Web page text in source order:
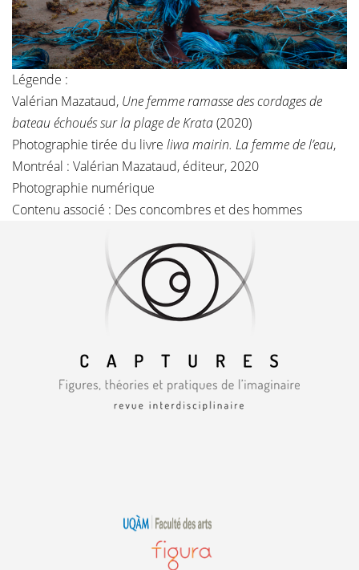
Légende :
Valérian Mazataud, Une femme ramasse des cordages de
bateau échoués sur la plage de Krata(2020)
Photographie tirée du livre liwa mairin. La femme de l’eau,
Montréal : Valérian Mazataud, éditeur, 2020
Photographie numérique
Contenu associé : Des concombres et des hommes